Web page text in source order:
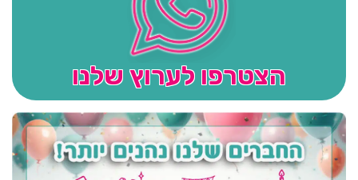
הצטרפו לערוץ שלנו